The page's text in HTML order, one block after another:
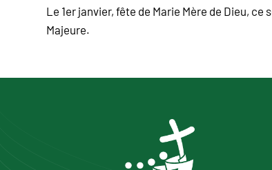
Le 1er janvier, fête de Marie Mère de Dieu,
Majeure.